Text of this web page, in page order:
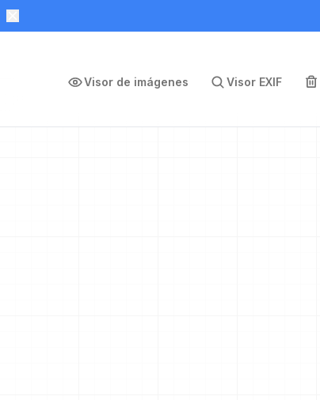
Visor de imágenes Visor EXIF